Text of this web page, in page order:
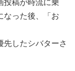
投稿が時流に乗
なった後、「お
先したシバターさ